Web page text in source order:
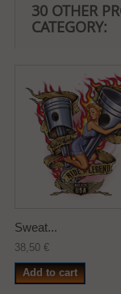
30 OTHER
CATEGORY:
Sweat...
38,50 €
Add to cart